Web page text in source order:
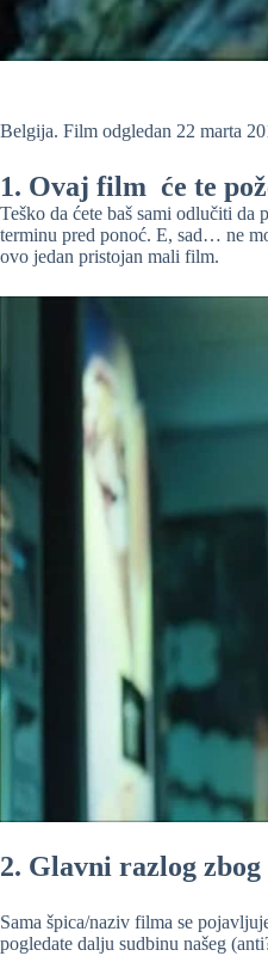
Belgija. Film odgledan 22 marta
1. Ovaj film će te
Teško da ćete baš sami odlučiti
terminu pred ponoć. E, sad… ne
ovo jedan pristojan mali film.
2. Glavni razlog
Sama špica/naziv filma se
pogledate dalju sudbinu našeg